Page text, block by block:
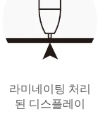
라미네이팅 처리
된 디스플레이